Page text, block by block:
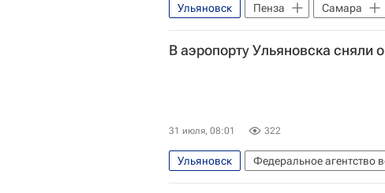
Ульяновск Пенза Самара
Федеральное агентство воздушного
Курумоч (аэропорт)
В аэропорту Ульяновска сняли
31 июля, 08:01 322
Ульяновск
Федеральное агентство
Безопасность